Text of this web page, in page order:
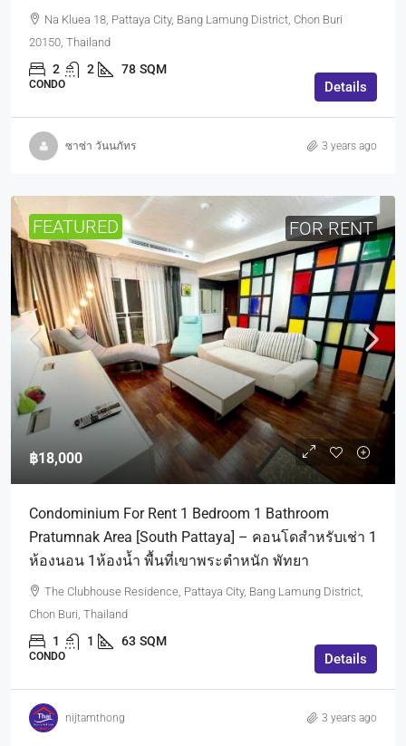
Na Kluea 18, Pattaya City, Bang Lamung District, Chon Buri
20150, Thailand
2 2 78 SQM
CONDO Details
ซาซ่า วันนภัทร 3 years ago
FEATURED FOR RENT
฿18,000
Condominium For Rent 1 Bedroom 1 Bathroom
Pratumnak Area [South Pattaya] – คอนโดสำหรับเช่า 1
ห้องนอน 1ห้องน้ำ พื้นที่เขาพระตำหนัก พัทยา
The Clubhouse Residence, Pattaya City, Bang Lamung District,
Chon Buri, Thailand
1 1 63 SQM
CONDO Details
nijtamthong 3 years ago